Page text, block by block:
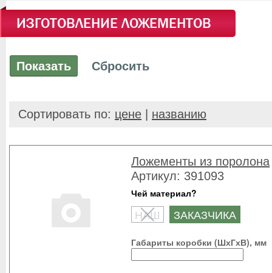
ИЗГОТОВЛЕНИЕ ЛОЖЕМЕНТОВ
Сортировать по: цене | названию
Ложементы из поролона
Артикул: 391093
Чей материал?
НАШ ЗАКАЗЧИКА
Габариты коробки (ШхГхВ), мм